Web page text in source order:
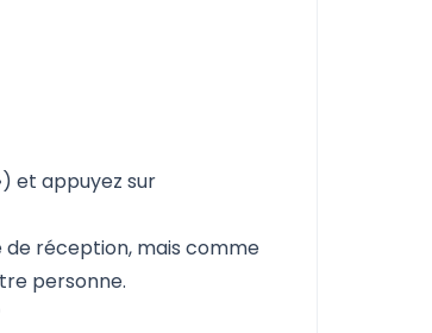
et appuyez sur
de réception, mais comme
personne.